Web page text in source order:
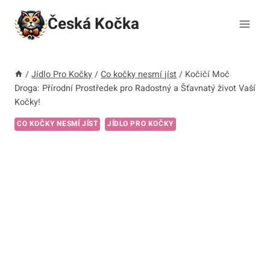
Přeskočit
obsah
Česká Kočka
/ Jídlo Pro Kočky / Co kočky nesmí jíst / Kočičí Moč
Droga: Přírodní Prostředek pro Radostný a Šťavnatý život Vaší
Kočky!
CO KOČKY NESMÍ JÍST JÍDLO PRO KOČKY